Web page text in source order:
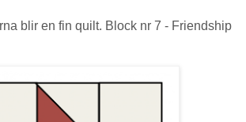
blir en fin quilt. Block nr 7 - Friendship